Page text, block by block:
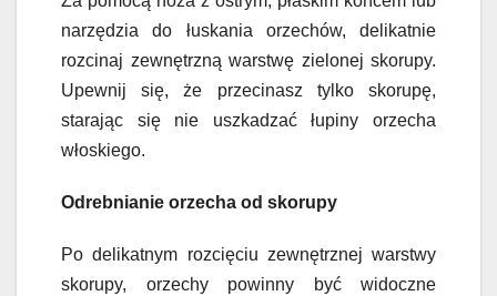
narzędzia do łuskania orzechów, delikatnie
rozcinaj zewnętrzną warstwę zielonej skorupy.
Upewnij się, że przecinasz tylko skorupę,
starając się nie uszkadzać łupiny orzecha
włoskiego.
Odrebnianie orzecha od skorupy
Po delikatnym rozcięciu zewnętrznej warstwy
skorupy, orzechy powinny być widoczne